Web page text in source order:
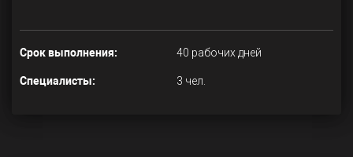
Срок выполнения: 40 рабочих дней
Специалисты: 3 чел.